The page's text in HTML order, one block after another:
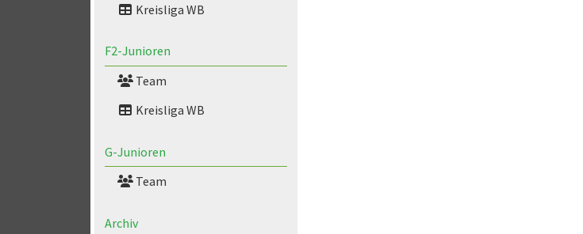
Kreisliga WB
F2-Junioren
Team
Kreisliga WB
G-Junioren
Team
Archiv